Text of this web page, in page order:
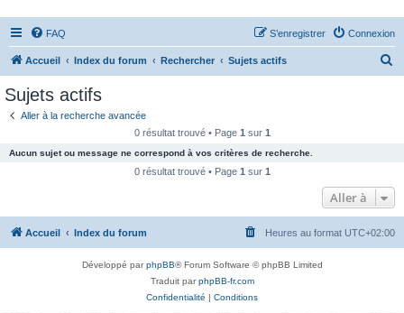
FAQ Connexion
S’enregistrer
Accueil Index du forum Rechercher Sujets actifs
c
e
Sujets actifs
Aller à la recherche avancée
0 résultat trouvé • Page 1 sur 1
Aucun sujet ou message ne correspond à vos critères de recherche.
0 résultat trouvé • Page 1 sur 1
Aller à
Accueil Index du forum Heures au format UTC+02:00
Développé parphpBB® Forum Software © phpBB Limited
Traduit parphpBB-fr.com
Confidentialité | Conditions